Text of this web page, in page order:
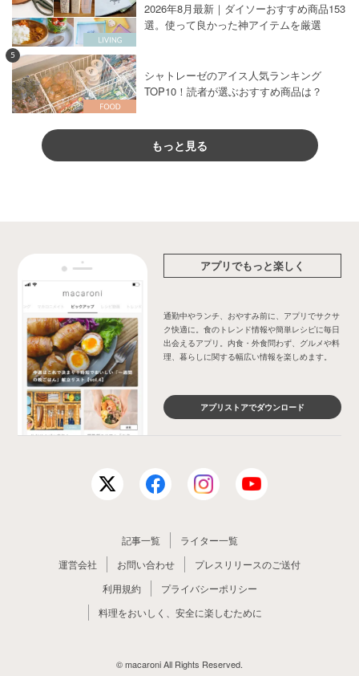
2026年8月最新｜ダイソーおすすめ商品153
選。使って良かった神アイテムを厳選
5
シャトレーゼのアイス人気ランキング
TOP10！読者が選ぶおすすめ商品は？
もっと見る
アプリでもっと楽しく
通勤中やランチ、おやすみ前に、アプリでサクサ
ク快適に。食のトレンド情報や簡単レシピに毎日
出会えるアプリ。内食・外食問わず、グルメや料
理、暮らしに関する幅広い情報を楽しめます。
アプリストアでダウンロード
記事一覧
ライター一覧
運営会社
お問い合わせ
プレスリリースのご送付
利用規約
プライバシーポリシー
料理をおいしく、安全に楽しむために
© macaroni All Rights Reserved.